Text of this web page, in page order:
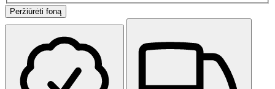
Peržiūrėti foną